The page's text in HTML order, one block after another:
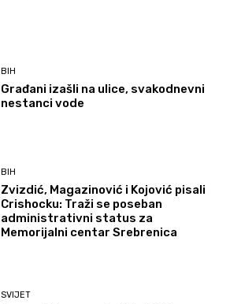
BIH
Građani izašli na ulice, svakodnevni
nestanci vode
BIH
Zvizdić, Magazinović i Kojović pisali
Crishocku: Traži se poseban
administrativni status za
Memorijalni centar Srebrenica
SVIJET